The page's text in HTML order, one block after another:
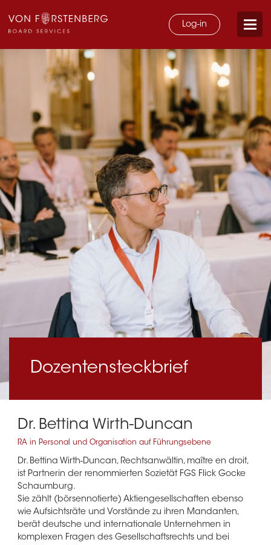
Log-in
Zertifikatslehrgang
Partner
FAQ
Kontakt
Dozentensteckbrief
Dr. Bettina Wirth-Duncan
RA in Personal und Organisation auf Führungsebene
Dr. Bettina Wirth-Duncan, Rechtsanwältin, maître en droit,
ist Partnerin der renommierten Sozietät FGS Flick Gocke
Schaumburg.
Sie zählt (börsennotierte) Aktiengesellschaften ebenso
wie Aufsichtsräte und Vorstände zu ihren Mandanten,
berät deutsche und internationale Unternehmen in
komplexen Fragen des Gesellschaftsrechts und bei